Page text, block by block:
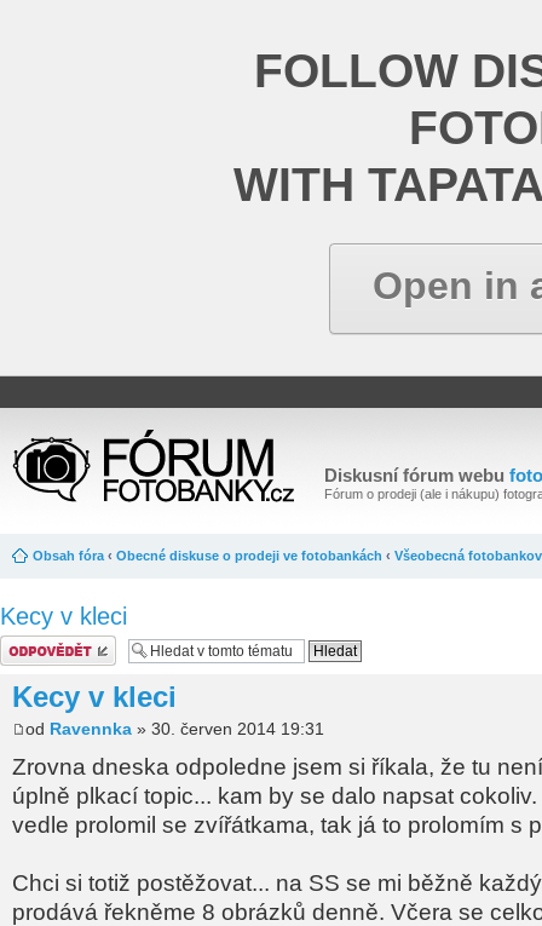
FOLLOW
WITH
Open in
Diskusní fórum webu
Fórum o prodeji (ale i nákupu)
Obsah fóra ‹ Obecné diskuse o prodeji ve fotobankách ‹ Všeobecná
Kecy v kleci
Odeslat odpověď
Kecy v kleci
od Ravennka » 30. červen 2014 19:31
Zrovna dneska odpoledne jsem si říkala, že tu
úplně plkací topic... kam by se dalo napsat
vedle prolomil se zvířátkama, tak já to prolomím s
Chci si totiž postěžovat... na SS se mi běžně
prodává řekněme 8 obrázků denně. Včera se